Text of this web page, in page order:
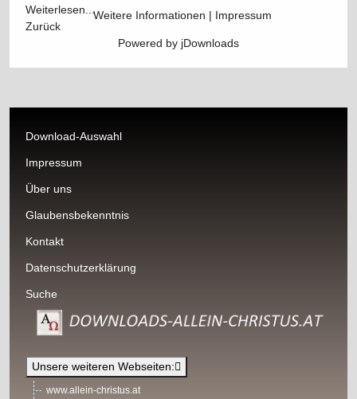
Weiterlesen...
Zurück
Powered by jDownloads
Download-Auswahl
Impressum
Über uns
Glaubensbekenntnis
Kontakt
Datenschutzerklärung
Suche
Unsere weiteren Webseiten:
www.allein-christus.at
Weitere Informationen | Impressum